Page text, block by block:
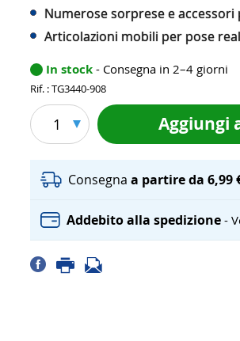
Numerose sorprese e accessori
Articolazioni mobili per pose
In stock - Consegna in 2–4 giorni
Rif. : TG3440-908
1 Aggiungi
Consegnaa partire da 6,99
Addebito alla spedizione-